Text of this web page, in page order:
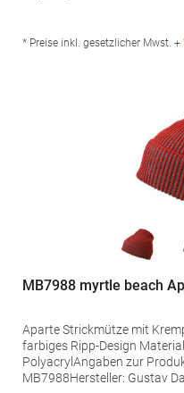
Beechfield Brands Europe
Rotterdam Niederlande E-
* Preise inkl. gesetzlicher Mwst. +
MB7988 myrtle beach
Aparte Strickmütze mit Krempe Effektvolle Akzente
farbiges Ripp-Design
PolyacrylAngaben zur
MB7988Hersteller: Gustav